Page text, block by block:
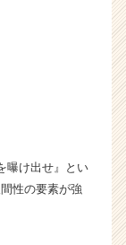
曝け出せ』とい
性の要素が強